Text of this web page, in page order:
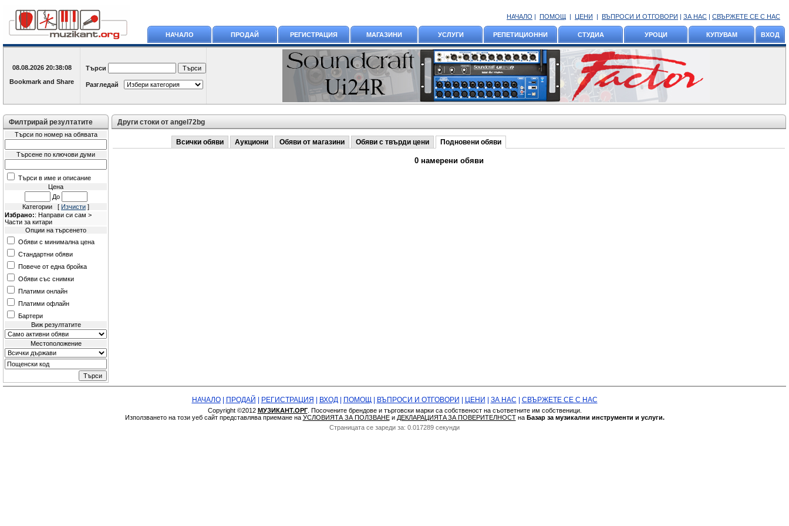
НАЧАЛО | ПОМОЩ | ЦЕНИ | ВЪПРОСИ И ОТГОВОРИ | ЗА НАС | СВЪРЖЕТЕ СЕ С НАС
НАЧАЛО ПРОДАЙ РЕГИСТРАЦИЯ МАГАЗИНИ УСЛУГИ РЕПЕТИЦИОННИ СТУДИА УРОЦИ КУПУВАМ ВХОД
08.08.2026 20:38:08 Търси
Разгледай
Филтрирай резултатите
Търси по номер на обявата
Търсене по ключови думи
Търси в име и описание
Цена
До
Категории [ Изчисти ]
Избрано:: Направи си сам >
Части за китари
Опции на търсенето
Обяви с минимална цена
Стандартни обяви
Повече от една бройка
Обяви със снимки
Платими онлайн
Платими офлайн
Бартери
Виж резултатите
Местоположение
Други стоки от angel72bg
Всички обяви Аукциони Обяви от магазини Обяви с твърди цени Подновени обяви
0 намерени обяви
НАЧАЛО| ПРОДАЙ РЕГИСТРАЦИЯ ВХОД| ПОМОЩ| ВЪПРОСИ И ОТГОВОРИ ЦЕНИ ЗА НАС СВЪРЖЕТЕ СЕ С НАС
Copyright ©2012 МУЗИКАНТ.ОРГ. Посочените брендове и търговски марки са собственост на съответните им собственици.
Използването на този уеб сайт представлява приемане на УСЛОВИЯТА ЗА ПОЛЗВАНЕи ДЕКЛАРАЦИЯТA ЗА ПОВЕРИТЕЛНОСТна Базар за музикални инструменти и услуги.
Страницата се зареди за: 0.017289 секунди